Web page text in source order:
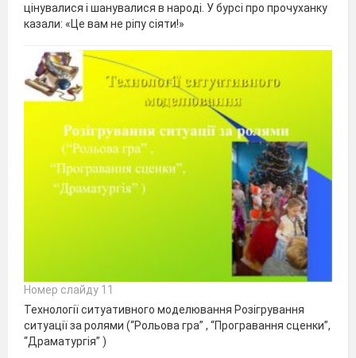
цінувалися і шанувалися в народі. У бурсі про прочуханку
казали: «Це вам не ріпу сіяти!»
Номер слайду 11
Технології ситуативного моделювання Розігрування
ситуації за ролями (“Рольова гра” , “Програвання сценки”,
“Драматургія” )